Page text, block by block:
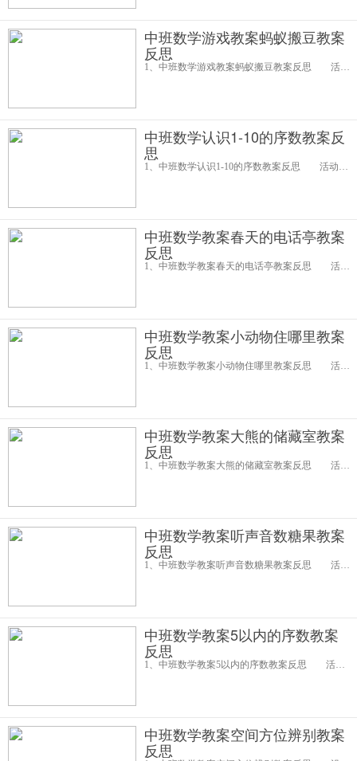
中班数学游戏教案蚂蚁搬豆教案
反思
中班数学认识1-10的序数教案反
思
中班数学教案春天的电话亭教案
反思
中班数学教案小动物住哪里教案
反思
中班数学教案大熊的储藏室教案
反思
中班数学教案听声音数糖果教案
反思
中班数学教案5以内的序数教案
反思
中班数学教案空间方位辨别教案
反思